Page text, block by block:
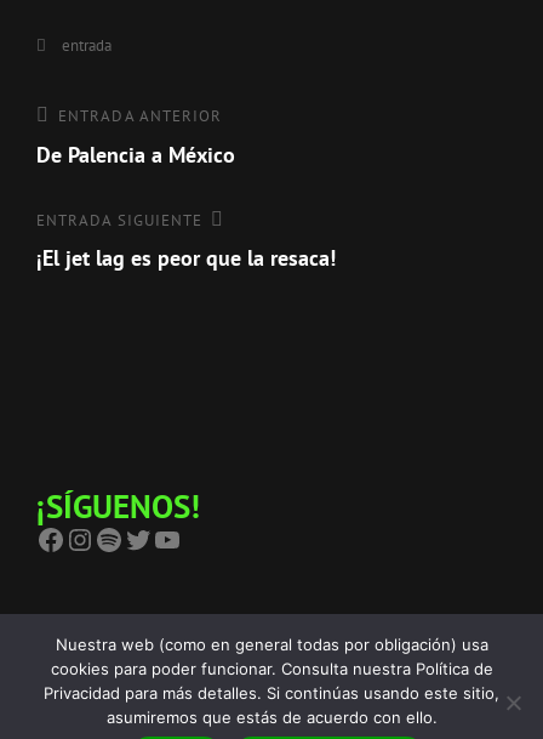
Categorías
entrada
Navegación
de
Entrada
anterior
ENTRADA ANTERIOR
De Palencia a México
Entrada
siguiente
ENTRADA SIGUIENTE
¡El jet lag es peor que la resaca!
¡SÍGUENOS!
Facebook Instagram Spotify Twitter YouTube
Copyright © 2026 The Birra's TerrorPolítica De Privacidad
Nuestra web (como en general todas por obligación) usa
cookies para poder funcionar. Consulta nuestra Política de
Privacidad para más detalles. Si continúas usando este sitio,
asumiremos que estás de acuerdo con ello.